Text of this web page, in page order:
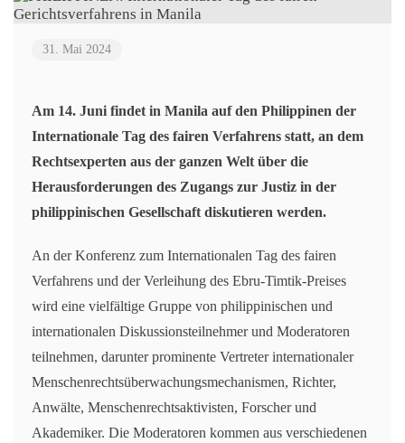
31. Mai 2024
Am 14. Juni findet in Manila auf den Philippinen der
Internationale Tag des fairen Verfahrens statt, an dem
Rechtsexperten aus der ganzen Welt über die
Herausforderungen des Zugangs zur Justiz in der
philippinischen Gesellschaft diskutieren werden.
An der Konferenz zum Internationalen Tag des fairen
Verfahrens und der Verleihung des Ebru-Timtik-Preises
wird eine vielfältige Gruppe von philippinischen und
internationalen Diskussionsteilnehmer und Moderatoren
teilnehmen, darunter prominente Vertreter internationaler
Menschenrechtsüberwachungsmechanismen, Richter,
Anwälte, Menschenrechtsaktivisten, Forscher und
Akademiker. Die Moderatoren kommen aus verschiedenen